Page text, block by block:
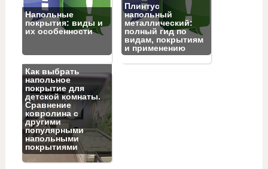
Напольные
покрытия: виды и
их особенности
Плинтус
напольный
металлический:
полный гид по
видам, покрытиям
и применению
Как выбрать
напольное
покрытие для
детской комнаты.
Сравнение
ковролина с
другими
популярными
напольными
покрытиями